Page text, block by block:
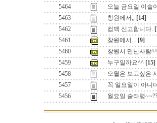
5464
오늘 금요일 이슬
5463
창원에서,, [14]
5462
컴백 신고합니다.
5461
창원에서... [9]
5460
창원서 만난사람^^
5459
누구일까요^^ [15]
5458
오월은 보고싶은
5457
꼭 일요일이 아니
5456
월요일 술타령~~??